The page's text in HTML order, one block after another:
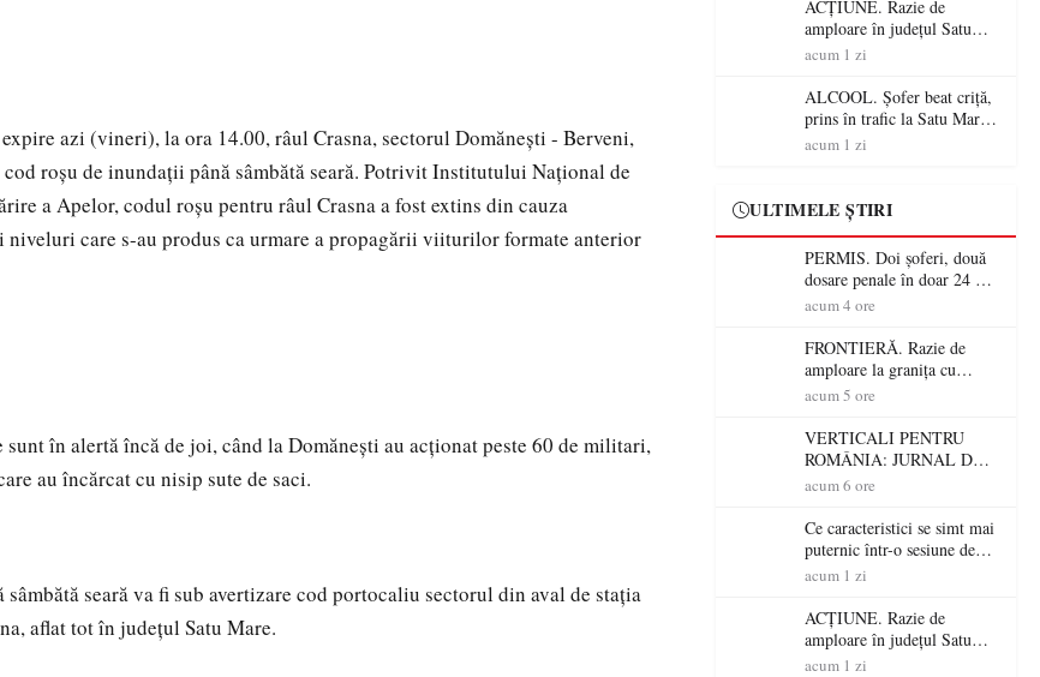
azi (vineri), la ora 14.00, râul Crasna, sectorul Domăneşti - Berveni,
cod roşu de inundaţii până sâmbătă seară. Potrivit Institutului Naţional de
a Apelor, codul roşu pentru râul Crasna a fost extins din cauza
niveluri care s-au produs ca urmare a propagării viiturilor formate anterior
în alertă încă de joi, când la Domăneşti au acţionat peste 60 de militari,
au încărcat cu nisip sute de saci.
sâmbătă seară va fi sub avertizare cod portocaliu sectorul din aval de staţia
aflat tot în judeţul Satu Mare.
ACȚIUNE. Razie de
amploare în județul Satu
Mare! Polițiștii au dat sute
șoferi fără permis într-o
singură zi
acum 1 zi
ALCOOL. Șofer beat criță,
prins în trafic la Satu Mare!
Alcoolemie uriașă
acum 1 zi
ULTIMELE ȘTIRI
PERMIS. Doi șoferi, două
dosare penale în doar 24 de
ore la Petea! Unul avea
nu a avut niciodată permis
acum 4 ore
FRONTIERĂ. Razie de
amploare la granița cu
Ungaria! 800 de persoane și
verificate
acum 5 ore
VERTICALI PENTRU
ROMÂNIA: JURNAL DE
CĂLĂTORIE FIJET
acum 6 ore
Ce caracteristici se simt mai
puternic într-o sesiune de
distracție la sloturi online:
RTP?
acum 1 zi
ACȚIUNE. Razie de
amploare în județul Satu
Mare! Polițiștii au dat sute
acum 1 zi